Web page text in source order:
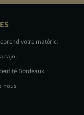
votre matériel
Bordeaux
nous